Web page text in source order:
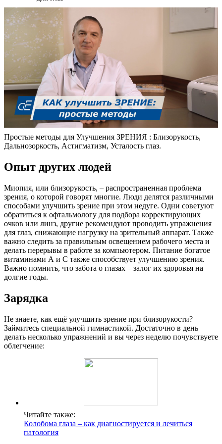
Простые методы для Улучшения ЗРЕНИЯ : Близорукость,
Дальнозоркость, Астигматизм, Усталость глаз.
Опыт других людей
Миопия, или близорукость, – распространенная проблема
зрения, о которой говорят многие. Люди делятся различными
способами улучшить зрение при этом недуге. Одни советуют
обратиться к офтальмологу для подбора корректирующих
очков или линз, другие рекомендуют проводить упражнения
для глаз, снижающие нагрузку на зрительный аппарат. Также
важно следить за правильным освещением рабочего места и
делать перерывы в работе за компьютером. Питание богатое
витаминами А и С также способствует улучшению зрения.
Важно помнить, что забота о глазах – залог их здоровья на
долгие годы.
Зарядка
Не знаете, как ещё улучшить зрение при близорукости?
Займитесь специальной гимнастикой. Достаточно в день
делать несколько упражнений и вы через неделю почувствуете
облегчение:
Читайте также:
Колобома глаза – как диагностируется и лечиться
патология